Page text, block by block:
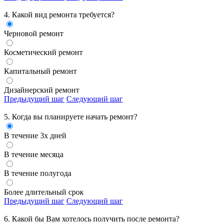
4. Какой вид ремонта требуется?
Черновой ремонт
Косметический ремонт
Капитальный ремонт
Дизайнерский ремонт
Предыдущий шаг Следующий шаг
5. Когда вы планируете начать ремонт?
В течение 3х дней
В течение месяца
В течение полугода
Более длительный срок
Предыдущий шаг Следующий шаг
6. Какой бы Вам хотелось получить после ремонта?